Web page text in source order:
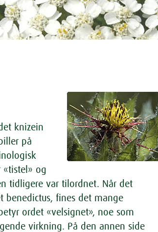
knizein
på
«tistel» og
tidligere var tilordnet. Når det
benedictus, fines det mange
ordet «velsignet», noe som
virkning. På den annen side